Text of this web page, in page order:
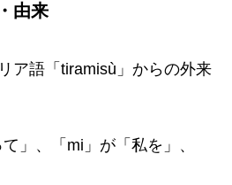
由来
ア語「tiramisù」からの外来
」、「mi」が「私を」、